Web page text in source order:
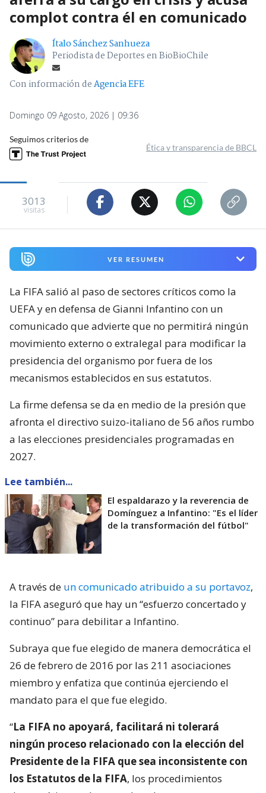
complot contra él en comunicado
Ítalo Sánchez Sanhueza
Periodista de Deportes en BioBioChile
Con información deAgencia EFE
Domingo 09 Agosto, 2026 | 09:36
Seguimos criterios de
Ética y transparencia de BBCL
3013
visitas
VER RESUMEN
La FIFA salió al paso de sectores críticos como la
UEFA y en defensa de Gianni Infantino con un
comunicado que advierte que no permitirá ningún
movimiento externo o extralegal para modificar la
presidencia del organismo por fuera de los
mecanismos establecidos en sus estatutos.
La firme defensa se da en medio de la presión que
afronta el directivo suizo-italiano de 56 años rumbo
a las elecciones presidenciales programadas en
2027.
Lee también...
El espaldarazo y la reverencia de
Domínguez a Infantino: "Es el líder
de la transformación del fútbol"
A través de un comunicado atribuido a su portavoz,
la FIFA aseguró que hay un “esfuerzo concertado y
continuo” para debilitar a Infantino.
Subraya que fue elegido de manera democrática el
26 de febrero de 2016 por las 211 asociaciones
miembro y enfatiza que continúa ejerciendo el
mandato para el que fue elegido.
“La FIFA no apoyará, facilitará ni tolerará
ningún proceso relacionado con la elección del
Presidente de la FIFA que sea inconsistente con
los Estatutos de la FIFA, los procedimientos